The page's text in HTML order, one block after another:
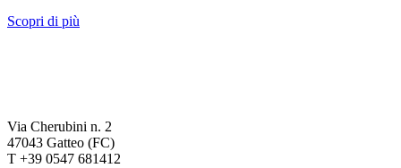
Scopri di più
Via Cherubini n. 2
47043 Gatteo (FC)
T +39 0547 681412